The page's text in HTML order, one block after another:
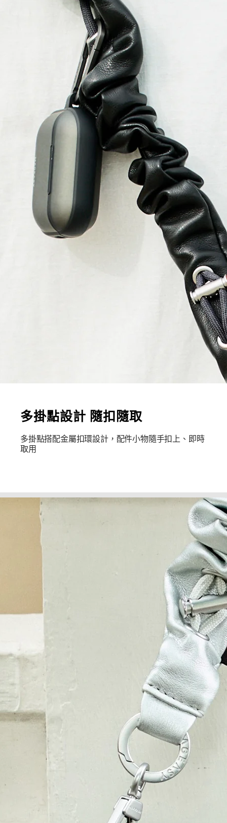
多掛點設計 隨扣隨取
多掛點搭配金屬扣環設計，配件小物隨手扣上、即時
取用